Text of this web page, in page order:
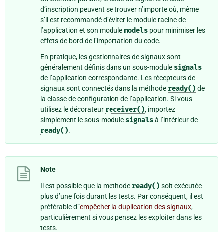
d’inscription peuvent se trouver n’importe où, même
s’il est recommandé d’éviter le module racine de
l’application et son modulemodels pour minimiser les
effets de bord de l’importation du code.
En pratique, les gestionnaires de signaux sont
généralement définis dans un sous-module signals
de l’application correspondante. Les récepteurs de
signaux sont connectés dans la méthode ready() de
la classe de configuration de l’application. Si vous
utilisez le décorateur receiver(), importez
simplement le sous-module signalsà l’intérieur de
ready().
Note
Il est possible que la méthode ready() soit exécutée
plus d’une fois durant les tests. Par conséquent, il est
préférable d”empêcher la duplication des signaux,
particulièrement si vous pensez les exploiter dans les
tests.